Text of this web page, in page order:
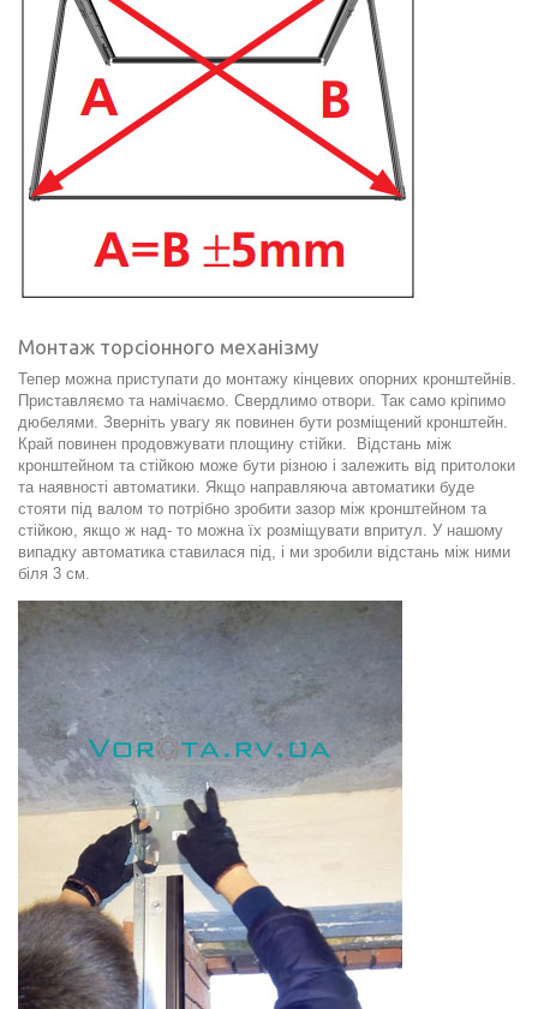
Монтаж торсіонного механізму
Тепер можна приступати до монтажу кінцевих опорних кронштейнів.
Приставляємо та намічаємо. Свердлимо отвори. Так само кріпимо
дюбелями Зверніть увагу як повинен бути розміщений кронштейн.
Край повинен продовжувати площину стійки. Відстань між
кронштейном та стійкою може бути різною і залежить від притолоки
та наявності автоматики. Якщо направляюча автоматики буде
стояти під валом то потрібно зробити зазор між кронштейном та
стійкою, якщо ж над- то можна їх розміщувати впритул. У нашому
випадку автоматика ставилася під, і ми зробили відстань між ними
біля 3 см.